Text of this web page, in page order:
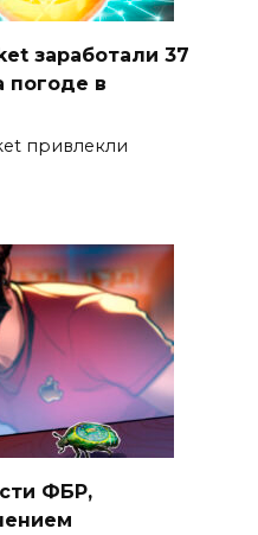
заработали 37
погоде в
привлекли
ФБР,